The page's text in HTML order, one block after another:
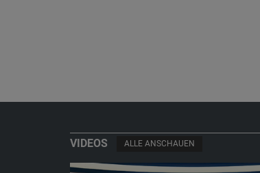
VIDEOS ALLE ANSCHAUEN